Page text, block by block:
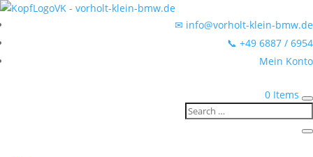
✉ info@vorholt-klein-bmw.de
📞 +49 6887 / 6954
Mein Konto
0 Items